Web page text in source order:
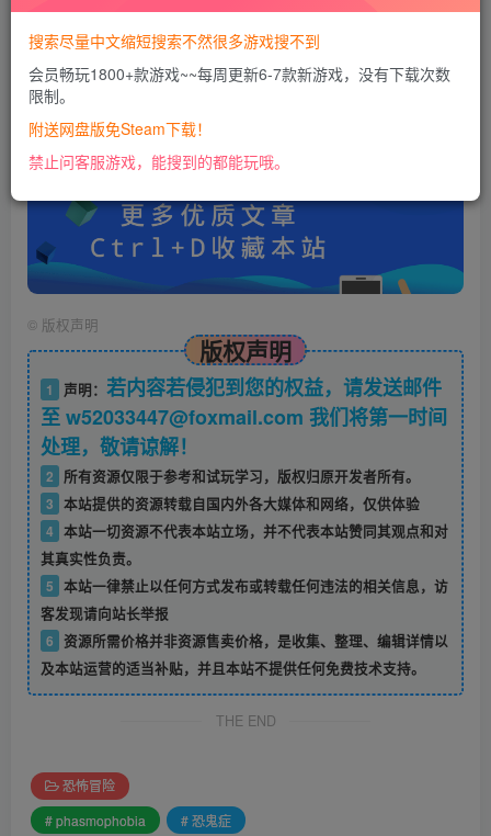
开通会员
账号密码错误或需要验证码，进售后扣裙1050974489
使用教程：
https://docs.qq.com/doc/DU0VHUUFRS2xDa1Jp
© 版权声明
版权声明
1 声明： 若内容若侵犯到您的权益，请发送邮件
至 w52033447@foxmail.com 我们将第一时间
处理，敬请谅解！
2
所有资源仅限于参考和试玩学习，版权归原开发者所有。
3 本站提供的资源转载自国内外各大媒体和网络，仅供体验
4 本站一切资源不代表本站立场，并不代表本站赞同其观点和对
其真实性负责。
5 本站一律禁止以任何方式发布或转载任何违法的相关信息，访
客发现请向站长举报
6
资源所需价格并非资源售卖价格，是收集、整理、编辑详情以
及本站运营的适当补贴，并且本站不提供任何免费技术支持。
THE END
恐怖冒险
# phasmophobia
# 恐鬼症
搜索尽量中文缩短搜索不然很多游戏搜不到
会员畅玩1800+款游戏~~每周更新6-7款新游戏，没有下载次数
限制。
附送网盘版免Steam下载！
禁止问客服游戏，能搜到的都能玩哦。